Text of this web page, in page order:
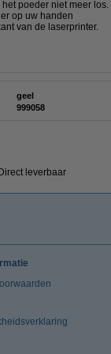
poeder niet meer los.
op uw handen
van de laserprinter.
geel
999058
Direct leverbaar